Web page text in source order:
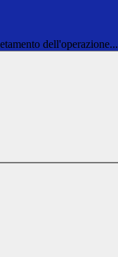
dell'operazione...